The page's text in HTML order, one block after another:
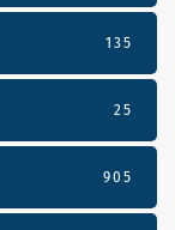
135
25
905